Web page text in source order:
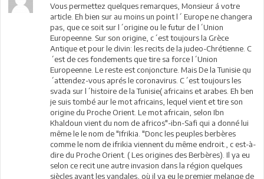
Vous permettez quelques remarques, Monsieur á votre
article. Eh bien sur au moins un point l´ Europe ne changera
pas, que ce soit sur l´origine ou le futur de l´Union
Europeenne. Sur son origine, c´est toujours la Grèce
Antique et pour le divin: les recits de la judeo-Chrétienne. C
´est de ces fondements que tire sa force l´Union
Europeenne. Le reste est conjoncture. Mais De la Tunisie qu
´attendez-vous aprés le coronavirus. C´est toujours les
svada sur l´histoire de la Tunisie( africains et arabes. Eh ben
je suis tombé aur le mot africains, lequel vient et tire son
origine du Proche Orient. Le mot africain, selon Ibn
Khaldoun vient du nom de africos"-ibn-Safi qui a donné lui
même le le nom de "Ifrikia. "Donc les peuples berbères
comme le nom de ifrikia viennent du même endroit., c est-à-
dire du Proche Orient. ( Les origines des Berbères). Il ya eu
selon ce recit une autre invasion dans la région quelques
siècles avant les vandales, où il ya eu le premier melange de